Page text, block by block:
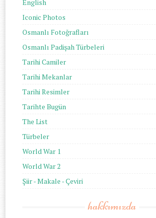
English
Iconic Photos
Osmanlı Fotoğrafları
Osmanlı Padişah Türbeleri
Tarihi Camiler
Tarihi Mekanlar
Tarihi Resimler
Tarihte Bugün
The List
Türbeler
World War 1
World War 2
Şiir - Makale - Çeviri
hakkımızda